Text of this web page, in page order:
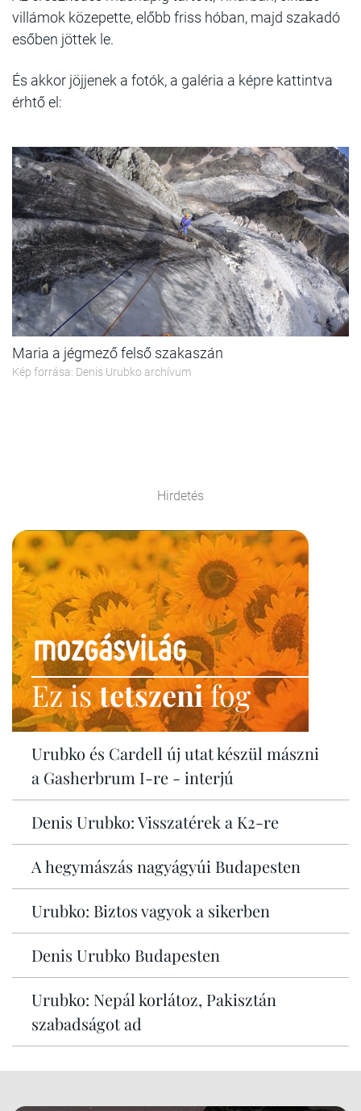
villámok közepette, előbb friss hóban, majd szakadó
esőben jöttek le.
És akkor jöjjenek a fotók, a galéria a képre kattintva
érhtő el:
Maria a jégmező felső szakaszán
Kép forrása: Denis Urubko archívum
Hirdetés
Ez istetszenifog
Urubko és Cardell új utat készül mászni
a Gasherbrum I-re - interjú
Denis Urubko: Visszatérek a K2-re
A hegymászás nagyágyúi Budapesten
Urubko: Biztos vagyok a sikerben
Denis Urubko Budapesten
Urubko: Nepál korlátoz, Pakisztán
szabadságot ad